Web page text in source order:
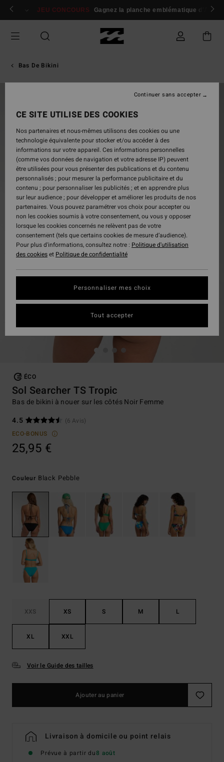
Passer
Se connecter / s'inscrire
JEU CONCOURS Gagnez la planche emblématique d'Andy
Bas De Bikini
ÉCO
Sol Searcher TS Tropic
Bas de bikini à nouer sur les côtés Noir Femme
4.5
(6 Avis)
ECO-BONUS
25,95 €
Couleur Black Pebble
XXS XS S M L
XL XXL
Voir le Guide des tailles
Ajouter au panier
Livraison à domicile ou point relais
Prévue à partir du8 août
CE SITE UTILISE DES COOKIES
Nos partenaires et nous-mêmes utilisons des cookies ou une
technologie équivalente pour stocker et/ou accéder à des
informations sur votre appareil. Ces informations personnelles
(comme vos données de navigation et votre adresse IP) peuvent
être utilisées pour vous présenter des publications et du contenu
personnalisés ; pour mesurer la performance publicitaire et du
contenu ; pour personnaliser les publicités ; et en apprendre plus
sur leur audience ; pour développer et améliorer les produits de nos
partenaires. Vous pouvez paramétrer vos choix pour accepter ou
non les cookies soumis à votre consentement, ou vous y opposer
lorsque les cookies concernés ne relèvent pas de votre
consentement (tels que certains cookies de mesure d’audience).
Pour plus d'informations, consultez notre : Politique d'utilisation
des cookieset Politique de confidentialité
Personnaliser mes choix
Continuer sans accepter
Tout accepter